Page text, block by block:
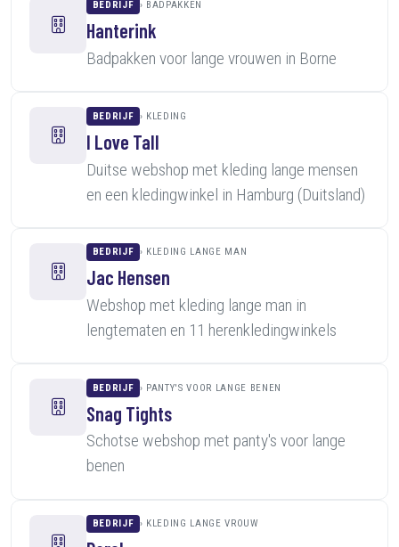
BEDRIJF BADPAKKEN
Hanterink
Badpakken voor lange vrouwen in Borne
BEDRIJF KLEDING
I Love Tall
Duitse webshop met kleding lange mensen
en een kledingwinkel in Hamburg (Duitsland)
BEDRIJF KLEDING LANGE MAN
Jac Hensen
Webshop met kleding lange man in
lengtematen en 11 herenkledingwinkels
BEDRIJF PANTY'S VOOR LANGE BENEN
Snag Tights
Schotse webshop met panty's voor lange
benen
BEDRIJF KLEDING LANGE VROUW